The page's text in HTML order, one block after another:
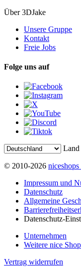
Über 3DJake
Unsere Gruppe
Kontakt
Freie Jobs
Folge uns auf
Land
© 2010-2026
Impressum und
Datenschutz
Allgemeine
Datenschutz-
Unternehmen
Weitere nice
Vertrag widerrufen